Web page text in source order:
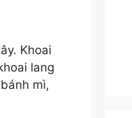
Khoai
lang
mì,